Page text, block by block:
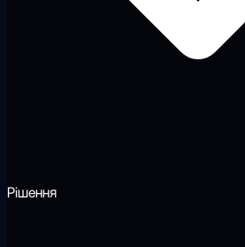
Рішення